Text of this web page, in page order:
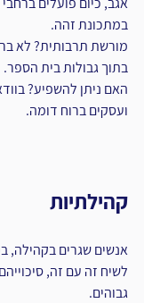
במתכונת זהה.
מורשת תרבותית? לא
בתוך גבולות בית הספר.
האם ניתן להשפיע?
ועסקים ברוח דומה.
קהילתיות
אנשים שגרים בקהילה,
לשיח זה עם זה,
גבוהים.